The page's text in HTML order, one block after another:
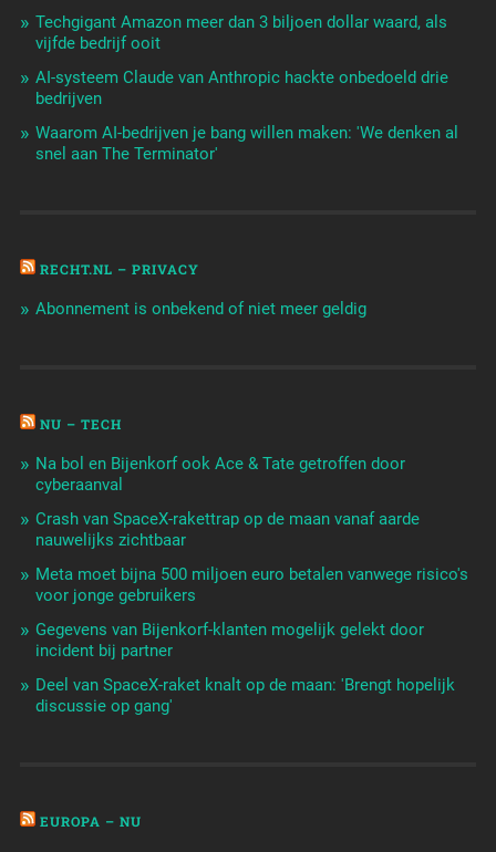
Techgigant Amazon meer dan 3 biljoen dollar waard, als
vijfde bedrijf ooit
AI-systeem Claude van Anthropic hackte onbedoeld drie
bedrijven
Waarom AI-bedrijven je bang willen maken: 'We denken al
snel aan The Terminator'
RECHT.NL – PRIVACY
Abonnement is onbekend of niet meer geldig
NU – TECH
Na bol en Bijenkorf ook Ace & Tate getroffen door
cyberaanval
Crash van SpaceX-rakettrap op de maan vanaf aarde
nauwelijks zichtbaar
Meta moet bijna 500 miljoen euro betalen vanwege risico's
voor jonge gebruikers
Gegevens van Bijenkorf-klanten mogelijk gelekt door
incident bij partner
Deel van SpaceX-raket knalt op de maan: 'Brengt hopelijk
discussie op gang'
EUROPA – NU